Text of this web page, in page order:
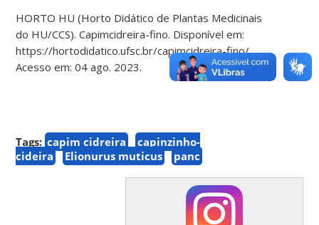
HORTO HU (Horto Didático de Plantas Medicinais
do HU/CCS). Capimcidreira-fino. Disponível em:
https://hortodidatico.ufsc.br/capimcidreira-fino/.
Acesso em: 04 ago. 2023.
Tags: capim cidreira
capinzinho-
cideira
Elionurus muticus panc